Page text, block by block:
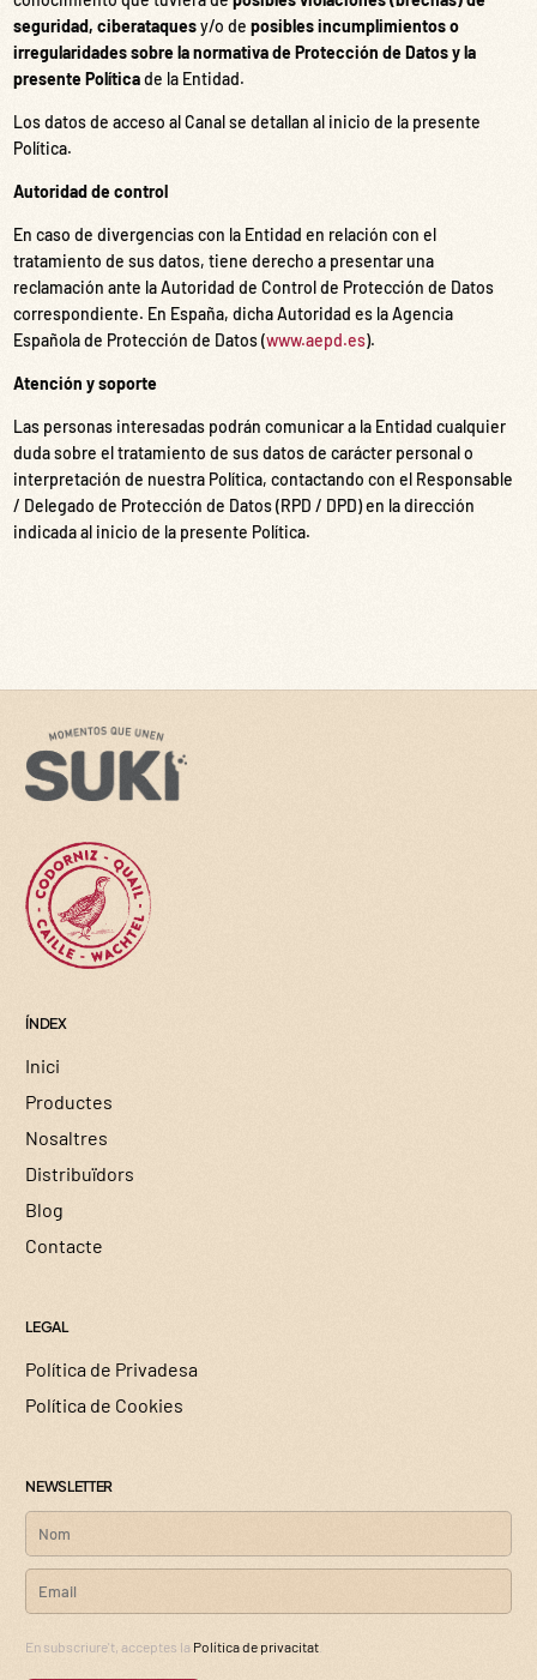
seguridad, ciberataquesy/o deposibles incumplimientos o
irregularidades sobre la normativa de Protección de Datos y la
presente Políticade la Entidad.
Los datos de acceso al Canal se detallan al inicio de la presente
Política.
Autoridad de control
En caso de divergencias con la Entidad en relación con el
tratamiento de sus datos, tiene derecho a presentar una
reclamación ante la Autoridad de Control de Protección de Datos
correspondiente. En España, dicha Autoridad es la Agencia
Española de Protección de Datos (www.aepd.es).
Atención y soporte
Las personas interesadas podrán comunicar a la Entidad cualquier
duda sobre el tratamiento de sus datos de carácter personal o
interpretación de nuestra Política, contactando con el Responsable
/ Delegado de Protección de Datos (RPD / DPD) en la dirección
indicada al inicio de la presente Política.
ÍNDEX
Inici
Productes
Nosaltres
Distribuïdors
Blog
Contacte
LEGAL
Política de Privadesa
Política de Cookies
NEWSLETTER
En subscriure't, acceptes la Política de privacitat